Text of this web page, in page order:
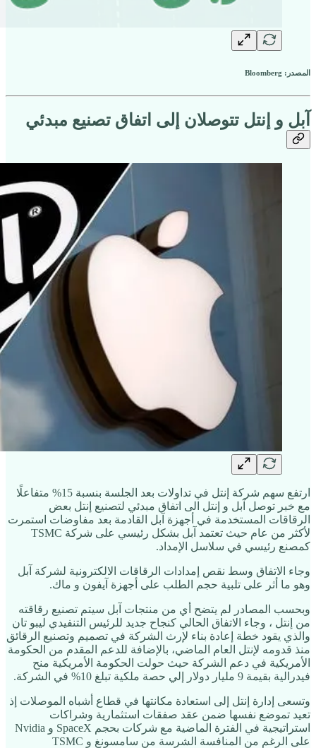
المصدر: Bloomberg
آبل و إنتل تتوصلان إلى اتفاق تصنيع مبدئي
ارتفع سهم شركة إنتل في تداولات بعد الجلسة بنسبة 15% متفاعلًا
مع خبر توصل آبل و إنتل الى اتفاق مبدئي لتصنيع إنتل بعض
الرقاقات المستخدمة في أجهزة آبل القادمة بعد مفاوضات استمرت
لأكثر من عام حيث تعتمد آبل بشكل رئيسي على شركة TSMC
كمصنع رئيسي في سلاسل الإمداد.
وجاء الاتفاق وسط نقص إمدادات الرقاقات الالكترونية لشركة آبل
وهو ما أثر على تلبية حجم الطلب على أجهزة آيفون و ماك.
وبحسب المصادر لم يتضح أي من منتجات آبل سيتم تصنيع رقاقته
من إنتل ، وجاء الاتفاق الحالي كنجاح جديد للرئيس التنفيدي ليبو تان
والذي يقود خطة إعادة بناء لإرث الشركة في تصميم وتصنيع الرقائق
منذ قدومه لإنتل العام الماضي، بالإضافة للدعم المقدم من الحكومة
الأمريكية في دعم الشركة حيث حولت الحكومة الأمريكية منح
فيدرالية بقيمة 9 مليار دولار إلي حصة ملكية تبلغ 10% في الشركة.
وتسعى إدارة إنتل إلى استعادة مكانتها في قطاع أشباه الموصلات إذ
تعيد تموضع نفسها ضمن عقد صفقات استثمارية وشراكات
استراتيجية في الفترة الماضية مع شركات بحجم SpaceX و Nvidia
على الرغم من المنافسة الشرسة من سامسونغ و TSMC